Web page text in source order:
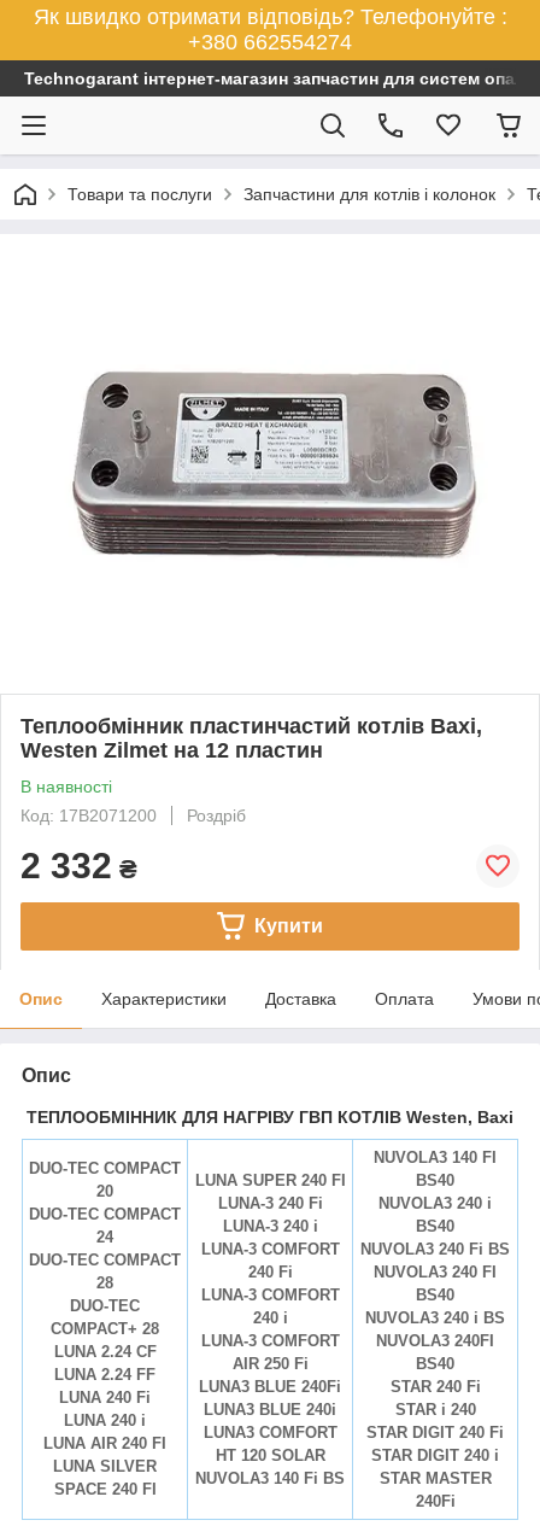
Як швидко отримати відповідь? Телефонуйте :
+380 662554274
Technogarant інтернет-магазин запчастин для систем
Товари та послуги Запчастини для котлів і колонок
Теплообмінник пластинчастий котлів Baxi,
Westen Zilmet на 12 пластин
В наявності
Код: 17B2071200
Роздріб
2 332 ₴
Купити
Опис Характеристики Доставка Оплата Умови
Опис
ТЕПЛООБМІННИК ДЛЯ НАГРІВУ ГВП КОТЛІВ Westen, Baxi
DUO-TEC COMPACT
20
DUO-TEC COMPACT
24
DUO-TEC COMPACT
28
DUO-TEC
COMPACT+ 28
LUNA 2.24 CF
LUNA 2.24 FF
LUNA 240 Fi
LUNA 240 i
LUNA AIR 240 FI
LUNA SILVER
SPACE 240 FI
LUNA SUPER 240 FI
LUNA-3 240 Fi
LUNA-3 240 i
LUNA-3 COMFORT
240 Fi
LUNA-3 COMFORT
240 i
LUNA-3 COMFORT
AIR 250 Fi
LUNA3 BLUE 240Fi
LUNA3 BLUE 240i
LUNA3 COMFORT
HT 120 SOLAR
NUVOLA3 140 Fi BS
NUVOLA3 140 FI
BS40
NUVOLA3 240 i
BS40
NUVOLA3 240 Fi BS
NUVOLA3 240 FI
BS40
NUVOLA3 240 i BS
NUVOLA3 240FI
BS40
STAR 240 Fi
STAR i 240
STAR DIGIT 240 Fi
STAR DIGIT 240 i
STAR MASTER
240Fi